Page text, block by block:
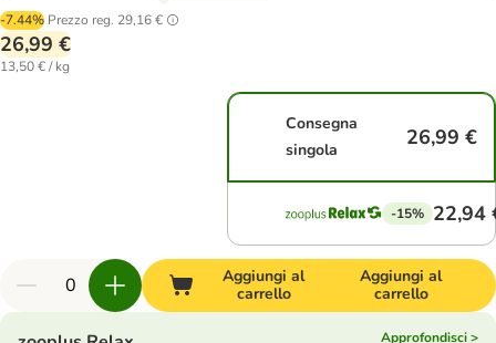
-7.44% Prezzo reg. 29,16 €
26,99 €
13,50 € / kg
Consegna
singola
26,99 €
-15% 22,94
Aggiungi al
carrello
Aggiungi al
carrello
Approfondisci >